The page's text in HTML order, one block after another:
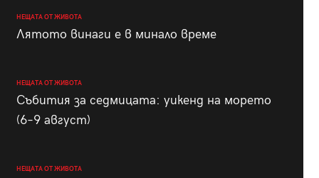
НЕЩАТА ОТ ЖИВОТА
Лятото винаги е в минало време
НЕЩАТА ОТ ЖИВОТА
Събития за седмицата: уикенд на морето
(6–9 август)
НЕЩАТА ОТ ЖИВОТА